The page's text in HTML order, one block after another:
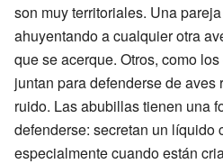
son muy territoriales. Una
ahuyentando a cualquier otra
que se acerque. Otros, como
juntan para defenderse de
ruido. Las abubillas tienen una
defenderse: secretan un líquido
especialmente cuando están